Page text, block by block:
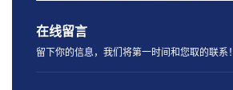
在线留言
留下你的信息，我们将第一时间和您取的联系！